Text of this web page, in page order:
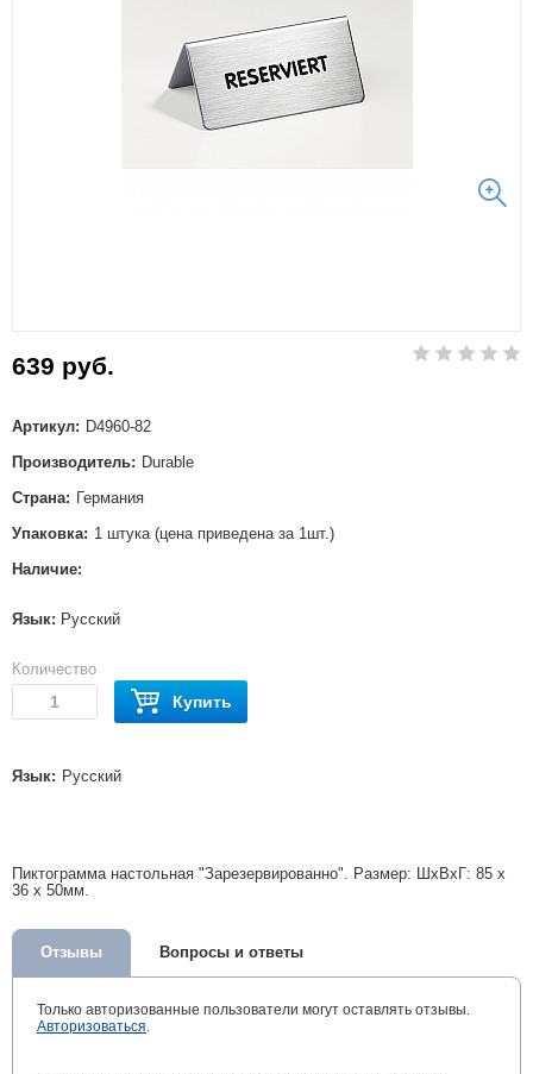
639 руб.
Артикул: D4960-82
Производитель: Durable
Страна: Германия
Упаковка: 1 штука (цена приведена за 1шт.)
Наличие:
Язык: Русский
Количество
Купить
Язык: Русский
Пиктограмма настольная "Зарезервированно". Размер: ШxВxГ: 85 x
36 x 50мм.
Отзывы Вопросы и ответы
Только авторизованные пользователи могут оставлять отзывы.
Авторизоваться.